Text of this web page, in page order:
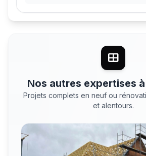
Nos autres expertises
Projets complets en neuf ou
et alentours.